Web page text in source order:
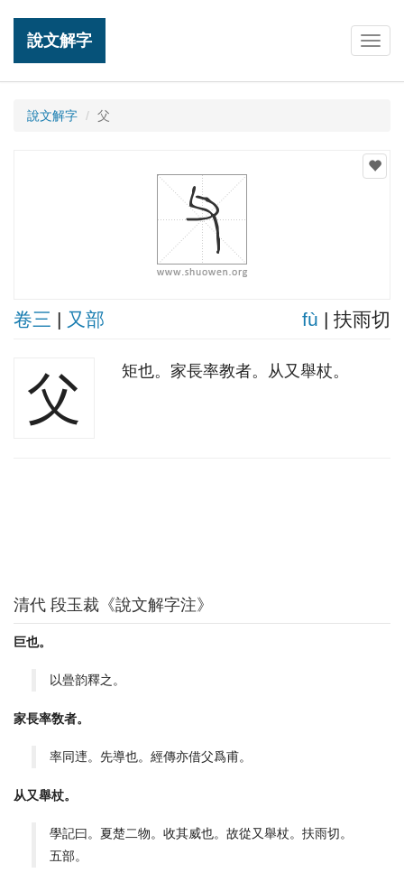
說文解字
說文解字 父
卷三 | 又部 fù | 扶雨切
父 矩也。家長率教者。从又舉杖。
清代 段玉裁《說文解字注》
巨也。
以曡韵釋之。
家長率敎者。
率同䢦。先導也。經傳亦借父爲甫。
从又舉杖。
學記曰。夏楚二物。收其威也。故從又舉杖。扶雨切。
五部。